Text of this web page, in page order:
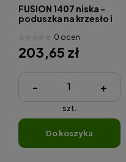
FUSION 1407 niska -
poduszka na krzesło i
0 ocen
203,65 zł
- +
szt.
do koszyka